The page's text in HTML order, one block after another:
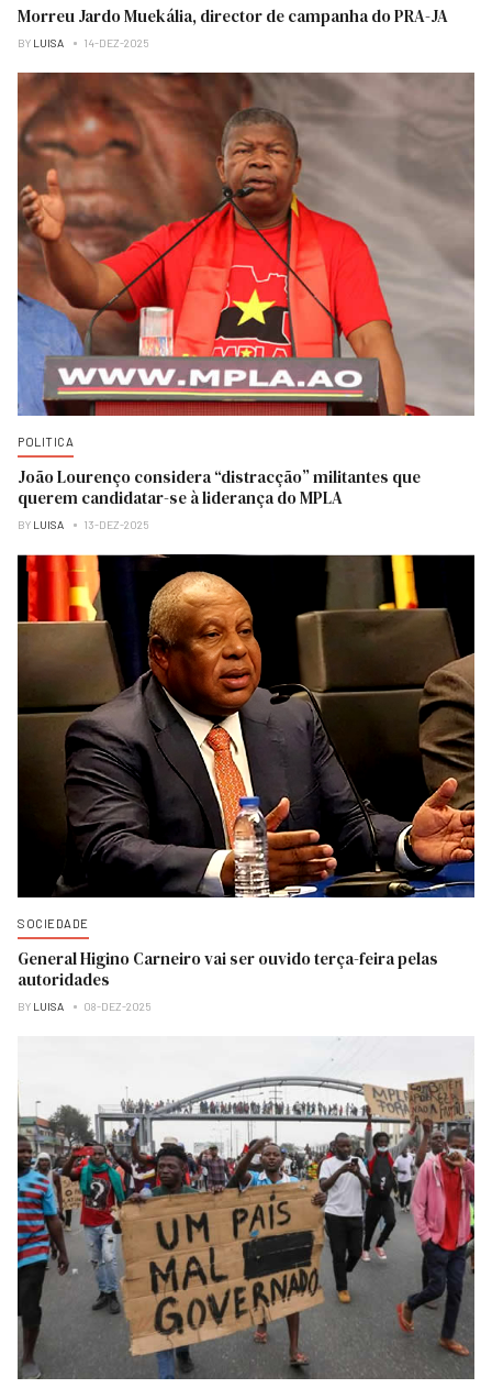
Morreu Jardo Muekália, director de campanha do PRA-JA
BY LUISA 14-DEZ-2025
POLITICA
João Lourenço considera “distracção” militantes que
querem candidatar-se à liderança do MPLA
BY LUISA 13-DEZ-2025
SOCIEDADE
General Higino Carneiro vai ser ouvido terça-feira pelas
autoridades
BY LUISA 08-DEZ-2025